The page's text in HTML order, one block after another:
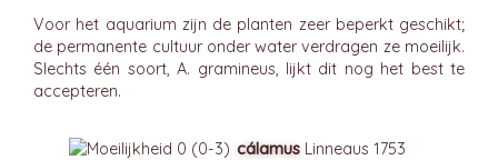
Voor het aquarium zijn de planten zeer beperkt geschikt;
de permanente cultuur onder water verdragen ze moeilijk.
Slechts één soort, A. gramineus, lijkt dit nog het best te
accepteren.
cálamus Linneaus 1753